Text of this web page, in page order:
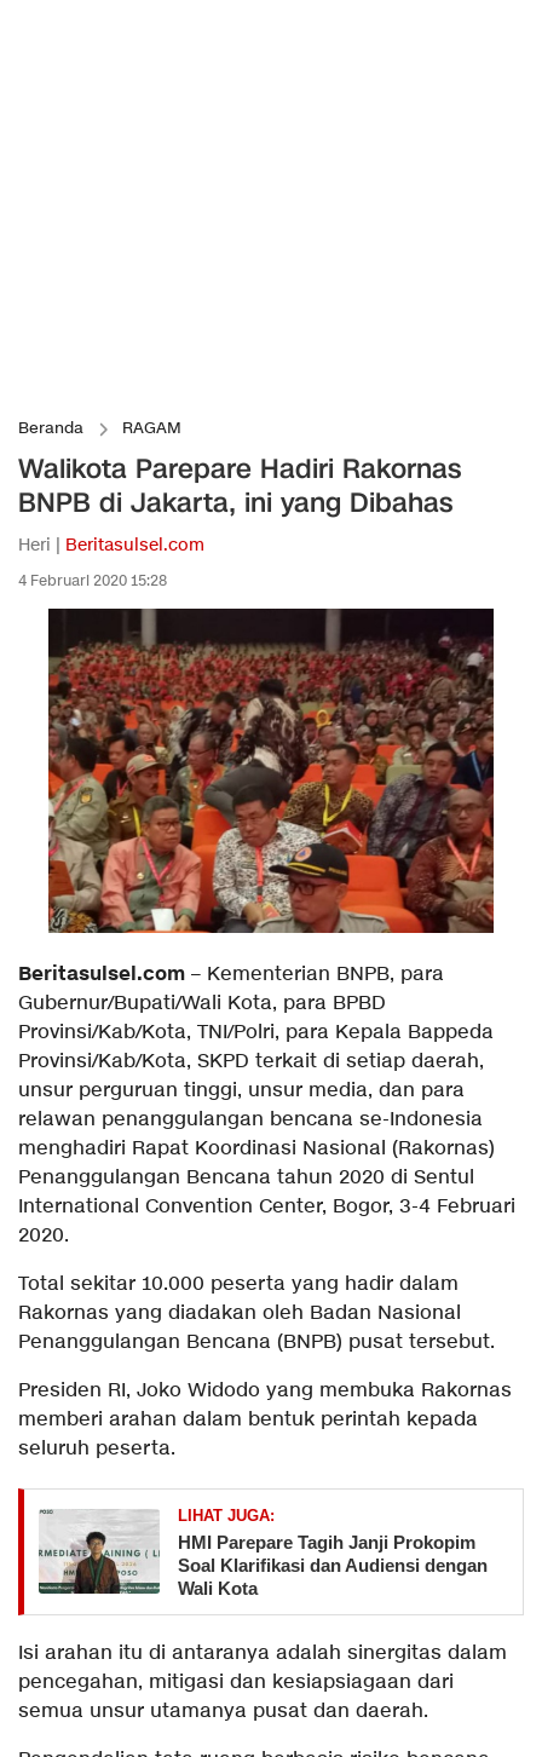
Beranda RAGAM
Walikota Parepare Hadiri Rakornas
BNPB di Jakarta, ini yang Dibahas
Heri | Beritasulsel.com
4 Februari 2020 15:28
Beritasulsel.com – Kementerian BNPB, para
Gubernur/Bupati/Wali Kota, para BPBD
Provinsi/Kab/Kota, TNI/Polri, para Kepala Bappeda
Provinsi/Kab/Kota, SKPD terkait di setiap daerah,
unsur perguruan tinggi, unsur media, dan para
relawan penanggulangan bencana se-Indonesia
menghadiri Rapat Koordinasi Nasional (Rakornas)
Penanggulangan Bencana tahun 2020 di Sentul
International Convention Center, Bogor, 3-4 Februari
2020.
Total sekitar 10.000 peserta yang hadir dalam
Rakornas yang diadakan oleh Badan Nasional
Penanggulangan Bencana (BNPB) pusat tersebut.
Presiden RI, Joko Widodo yang membuka Rakornas
memberi arahan dalam bentuk perintah kepada
seluruh peserta.
LIHAT JUGA:
HMI Parepare Tagih Janji Prokopim
Soal Klarifikasi dan Audiensi dengan
Wali Kota
Isi arahan itu di antaranya adalah sinergitas dalam
pencegahan, mitigasi dan kesiapsiagaan dari
semua unsur utamanya pusat dan daerah.